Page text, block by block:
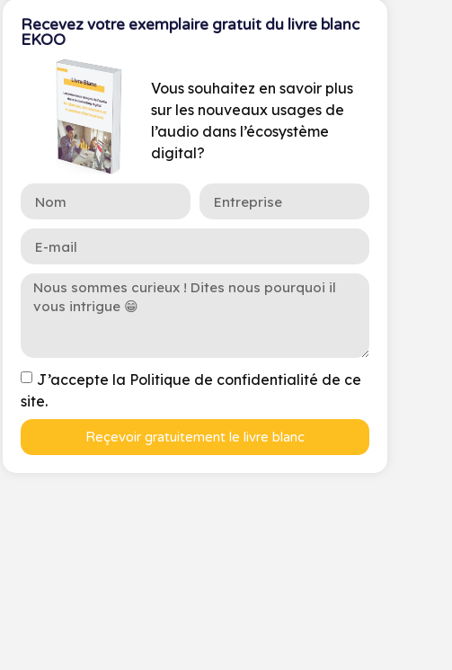
Recevez votre exemplaire gratuit du livre blanc
EKOO
Vous souhaitez en savoir plus
sur les nouveaux usages de
l’audio dans l’écosystème
digital?
J’accepte la Politique de confidentialité de ce
site.
Reçevoir gratuitement le livre blanc